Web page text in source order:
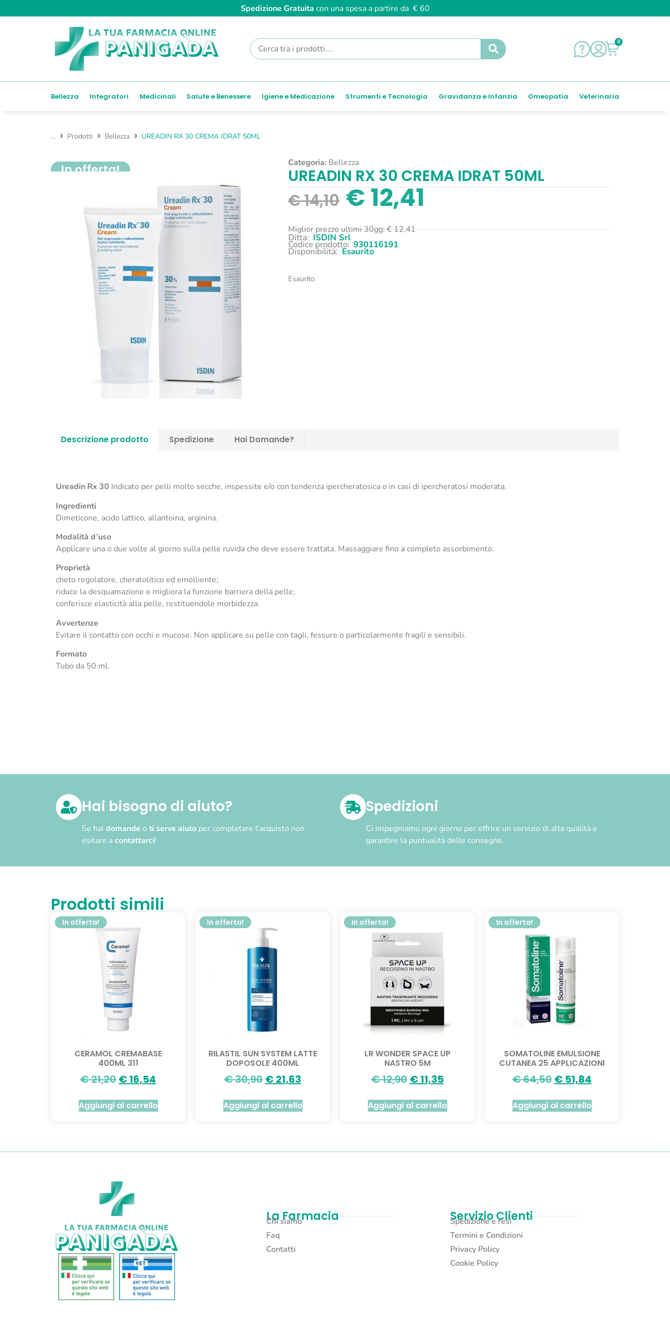
Spedizione Gratuita con una spesa a partire da € 60
0
Bellezza Integratori Medicinali Salute e Benessere Igiene e Medicazione Strumenti e Tecnologia Gravidanza e Infanzia Omeopatia Veterinaria
... Prodotti Bellezza UREADIN RX 30 CREMA IDRAT 50ML
In offerta! Categoria: Bellezza
UREADIN RX 30 CREMA IDRAT 50ML
€14,10 €12,41
Miglior prezzo ultimi 30gg:€12,41
Ditta: ISDIN Srl
Codice prodotto: 930116191
Disponibilità: Esaurito
Esaurito
Descrizione prodotto Spedizione Hai Domande?
Ureadin Rx 30 Indicato per pelli molto secche, inspessite e/o con tendenza ipercheratosica o in casi di ipercheratosi moderata.
Ingredienti
Dimeticone, acido lattico, allantoina, arginina.
Modalità d’uso
Applicare una o due volte al giorno sulla pelle ruvida che deve essere trattata. Massaggiare fino a completo assorbimento.
Proprietà
cheto regolatore, cheratolitico ed emolliente;
riduce la desquamazione e migliora la funzione barriera della pelle;
conferisce elasticità alla pelle, restituendole morbidezza.
Avvertenze
Evitare il contatto con occhi e mucose. Non applicare su pelle con tagli, fessure o particolarmente fragili e sensibili.
Formato
Tubo da 50 ml.
Hai bisogno di aiuto?
Se hai domande o ti serve aiuto per completare l'acquisto non
esitare acontattarci!
Spedizioni
Ci impegniamo ogni giorno per offrire un servizio di alta qualità e
garantire la puntualità delle consegne.
Prodotti simili
In offerta!
CERAMOL CREMABASE
400ML 311
€21,20 €16,54
Aggiungi al carrello
In offerta!
RILASTIL SUN SYSTEM LATTE
DOPOSOLE 400ML
€30,90 €21,63
Aggiungi al carrello
In offerta!
LR WONDER SPACE UP
NASTRO 5M
€12,90 €11,35
Aggiungi al carrello
In offerta!
SOMATOLINE EMULSIONE
CUTANEA 25 APPLICAZIONI
€64,50 €51,84
Aggiungi al carrello
La Farmacia
Chi siamo
Faq
Contatti
Servizio Clienti
Spedizione e resi
Termini e Condizioni
Privacy Policy
Cookie Policy